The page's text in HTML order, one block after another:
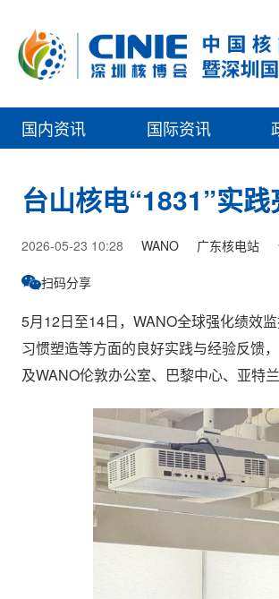
国内资讯 国际资讯
台山核电“1831”实
2026-05-23 10:28 WANO 广东核电站
扫码分享
5月12日至14日，WANO全球强化绩效
习惯塑造等方面的良好实践与经验反馈
及WANO伦敦办公室、巴黎中心、亚特